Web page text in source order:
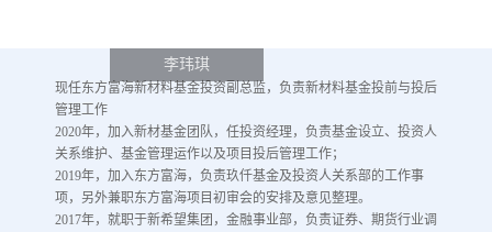
李玮琪
现任东方富海新材料基金投资副总监，负责新材料基金投前与投后
管理工作
2020年，加入新材基金团队，任投资经理，负责基金设立、投资人
关系维护、基金管理运作以及项目投后管理工作；
2019年，加入东方富海，负责玖仟基金及投资人关系部的工作事
项，另外兼职东方富海项目初审会的安排及意见整理。
2017年，就职于新希望集团，金融事业部，负责证券、期货行业调